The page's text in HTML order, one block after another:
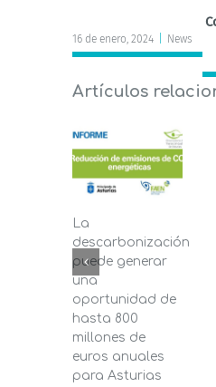
16 de enero, 2024 News
Artículos
La
descarbonización
puede generar
una
oportunidad de
hasta 800
millones de
euros anuales
para Asturias